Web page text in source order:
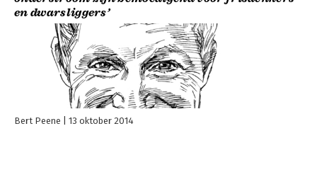
en dwarsliggers’
Bert Peene 13 oktober 2014